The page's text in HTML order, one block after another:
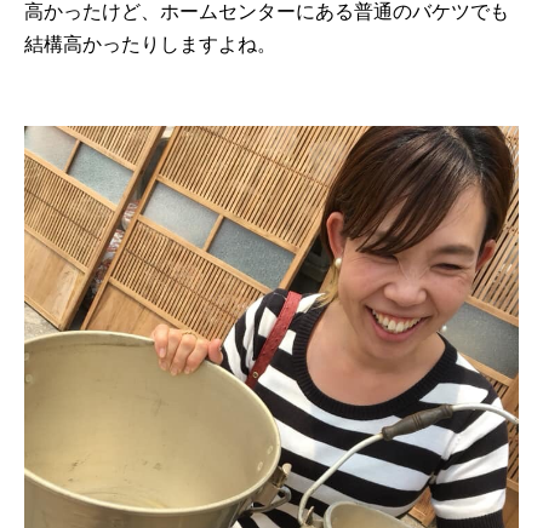
高かったけど、ホームセンターにある普通のバケツでも
結構高かったりしますよね。